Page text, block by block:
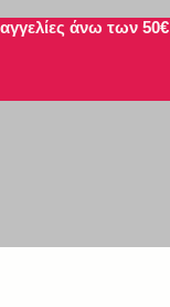
άνω των 50€